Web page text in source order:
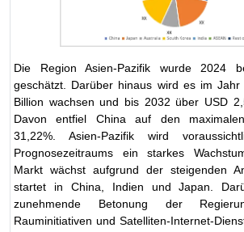
Die Region Asien-Pazifik wurde 2024
geschätzt. Darüber hinaus wird es im
Billion wachsen und bis 2032 über USD
Davon entfiel China auf den
31,22%. Asien-Pazifik wird
Prognosezeitraums ein starkes
Markt wächst aufgrund der steigenden
startet in China, Indien und Japan.
zunehmende Betonung der
Rauminitiativen und Satelliten-Internet-